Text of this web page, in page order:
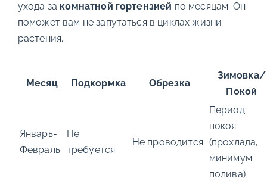
ухода за комнатной гортензией по месяцам. Он
поможет вам не запутаться в циклах жизни
растения.
Месяц Подкормка Обрезка
Зимовка/
Покой
Январь-
Февраль
Не
требуется
Не проводится
Период
покоя
(прохлада,
минимум
полива)